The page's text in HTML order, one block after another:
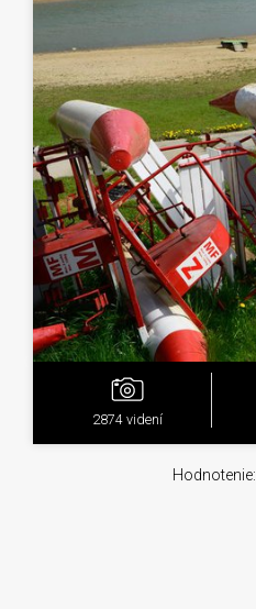
2874 videní
Hodnotenie: